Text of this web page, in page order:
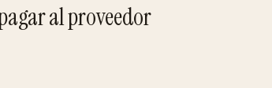
al proveedor